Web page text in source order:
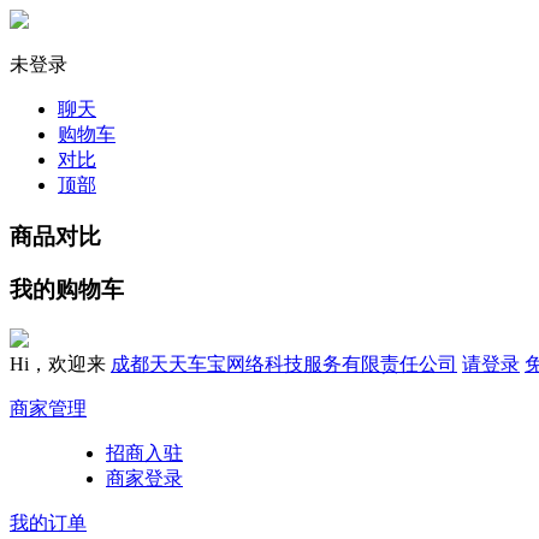
未登录
聊天
购物车
对比
顶部
商品对比
我的购物车
Hi，欢迎来 成都天天车宝网络科技服务有限责任公司 请登录
商家管理
招商入驻
商家登录
我的订单